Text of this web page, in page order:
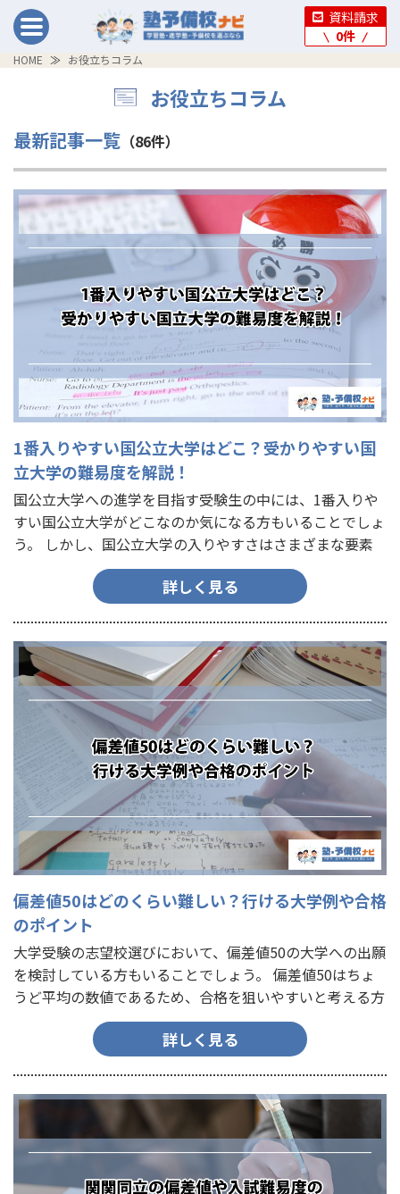
資料請求
0件
HOME お役立ちコラム
お役立ちコラム
最新記事一覧 （86件）
1番入りやすい国公立大学はどこ？受かりやすい国
立大学の難易度を解説！
国公立大学への進学を目指す受験生の中には、1番入りや
すい国公立大学がどこなのか気になる方もいることでしょ
う。 しかし、国公立大学の入りやすさはさまざまな要素
によって変わるので、どの大学が1番入りやすいかを明確
に決めること…
詳しく見る
偏差値50はどのくらい難しい？行ける大学例や合格
のポイント
大学受験の志望校選びにおいて、偏差値50の大学への出願
を検討している方もいることでしょう。 偏差値50はちょ
うど平均の数値であるため、合格を狙いやすいと考える方
も少なくありません。しかし、実際には偏差値50の大学で
詳しく見る